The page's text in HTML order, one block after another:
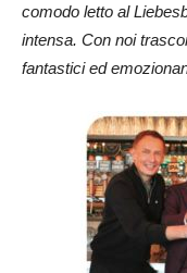
comodo letto al
intensa. Con noi
fantastici ed